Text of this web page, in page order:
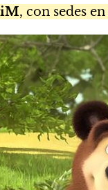
, con sedes en